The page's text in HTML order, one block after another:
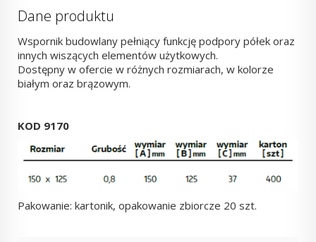
Dane produktu
Wspornik budowlany pełniący funkcję podpory półek oraz
innych wiszących elementów użytkowych.
Dostępny w ofercie w różnych rozmiarach, w kolorze
białym oraz brązowym.
KOD 9170
Pakowanie: kartonik, opakowanie zbiorcze 20 szt.